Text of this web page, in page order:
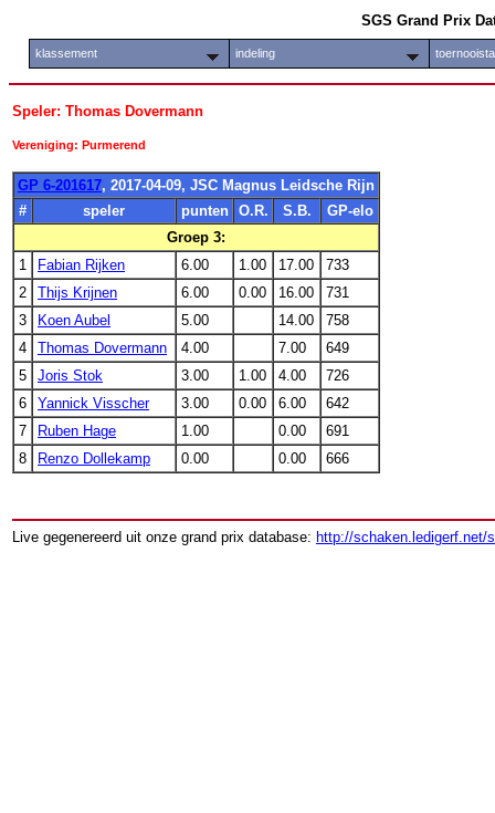
SGS Grand Prix
klassement indeling
Speler: Thomas Dovermann
Vereniging: Purmerend
GP 6-201617, 2017-04-09, JSC Magnus Leidsche Rijn
#
speler punten O.R. S.B.
GP-elo
Groep 3:
1
Fabian Rijken 6.00 1.00 17.00
733
2
Thijs Krijnen 6.00 0.00 16.00
731
3
Koen Aubel 5.00 14.00
758
4
Thomas Dovermann 4.00 7.00
649
5
Joris Stok 3.00 1.00 4.00
726
6
Yannick Visscher 3.00 0.00 6.00
642
7
Ruben Hage 1.00 0.00
691
8
Renzo Dollekamp 0.00 0.00 666
Live gegenereerd uit onze grand prix database: http://schaken.ledigerf.net/